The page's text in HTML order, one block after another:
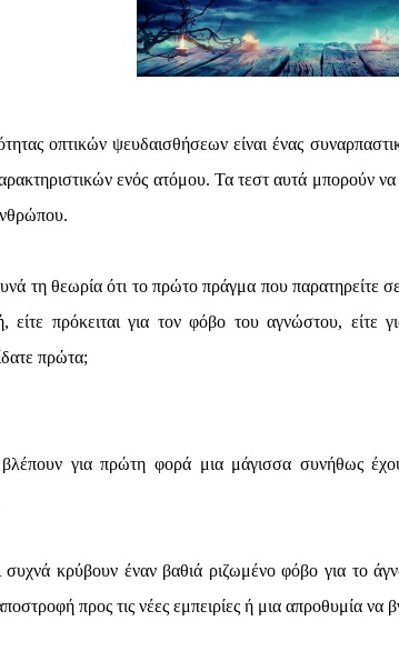
οπτικών ψευδαισθήσεων είναι ένας
ενός ατόμου. Τα τεστ αυτά μπορούν
τη θεωρία ότι το πρώτο πράγμα που παρατηρείτε
πρόκειται για τον φόβο του αγνώστου, είτε
πρώτα;
για πρώτη φορά μια μάγισσα συνήθως
συχνά κρύβουν έναν βαθιά ριζωμένο φόβο για το
προς τις νέες εμπειρίες ή μια απροθυμία να